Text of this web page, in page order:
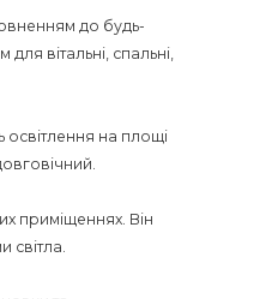
до будь-
вітальні, спальні,
освітлення на площі
приміщеннях. Він